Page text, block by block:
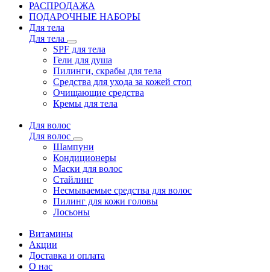
РАСПРОДАЖА
ПОДАРОЧНЫЕ НАБОРЫ
Для тела
Для тела
SPF для тела
Гели для душа
Пилинги, скрабы для тела
Средства для ухода за кожей стоп
Очищающие средства
Кремы для тела
Для волос
Для волос
Шампуни
Кондиционеры
Маски для волос
Стайлинг
Несмываемые средства для волос
Пилинг для кожи головы
Лосьоны
Витамины
Акции
Доставка и оплата
О нас